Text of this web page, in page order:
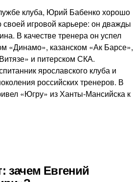
клуба, Юрий Бабенко хорошо
игровой карьере: он дважды
В качестве тренера он успел
«Динамо», казанском «Ак Барсе»,
и питерском СКА.
ярославского клуба и
российских тренеров. В
«Югру» из Ханты-Мансийска к
зачем Евгений